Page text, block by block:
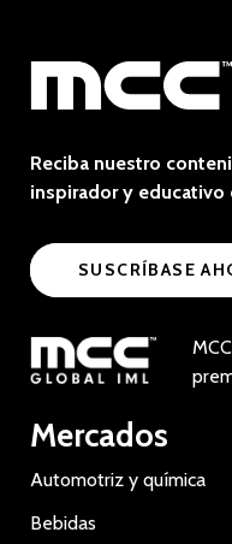
Reciba nuestro
inspirador y educativo
SUSCRÍBASE
Mercados
Automotriz y química
Bebidas